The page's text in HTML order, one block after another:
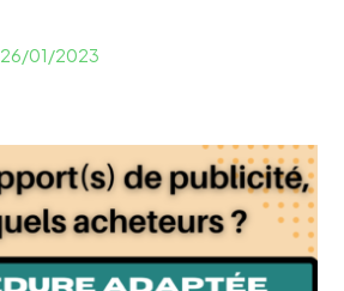
26/01/2023